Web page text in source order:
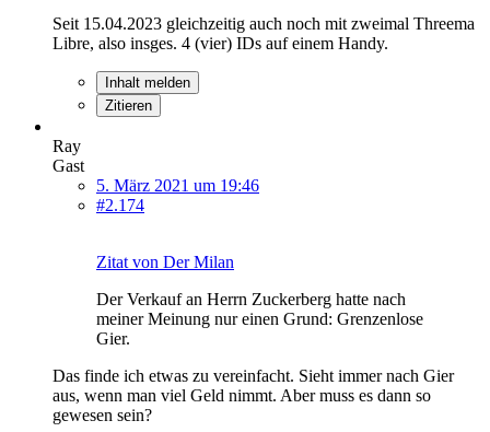
Seit 15.04.2023 gleichzeitig auch noch mit zweimal Threema
Libre, also insges. 4 (vier) IDs auf einem Handy.
Inhalt melden
Zitieren
Ray
Gast
5. März 2021 um 19:46
#2.174
Zitat von Der Milan
Der Verkauf an Herrn Zuckerberg hatte nach
meiner Meinung nur einen Grund: Grenzenlose
Gier.
Das finde ich etwas zu vereinfacht. Sieht immer nach Gier
aus, wenn man viel Geld nimmt. Aber muss es dann so
gewesen sein?